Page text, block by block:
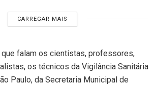
CARREGAR MAIS
que falam os cientistas, professores,
os técnicos da Vigilância Sanitária
Paulo, da Secretaria Municipal de